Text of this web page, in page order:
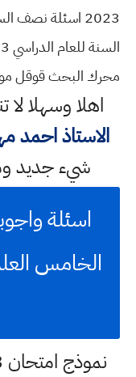
محرك البحث قوقل
اهلا وسهلالا
الاستاذ احمد
شيء جديد
اسئلة
الخامس